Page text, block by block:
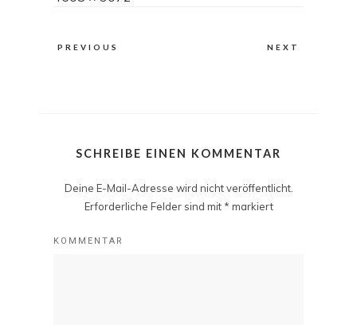
PREVIOUS NEXT
SCHREIBE EINEN KOMMENTAR
Deine E-Mail-Adresse wird nicht veröffentlicht.
Erforderliche Felder sind mit * markiert
KOMMENTAR